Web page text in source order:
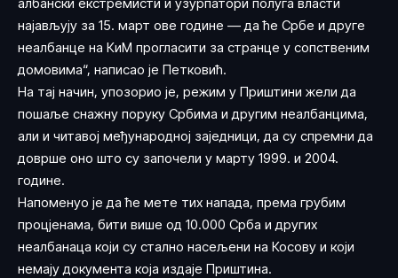
најављују за 15. март ове године — да ће Србе и друге
неалбанце на КиМ прогласити за странце у сопственим
домовима“, написао је Петковић.
На тај начин, упозорио је, режим у Приштини жели да
пошаље снажну поруку Србима и другим неалбанцима,
али и читавој међународној заједници, да су спремни да
доврше оно што су започели у марту 1999. и 2004.
године.
Напоменуо је да ће мете тих напада, према грубим
процјенама, бити више од 10.000 Срба и других
неалбанаца који су стално насељени на Косову и који
немају документа која издаје Приштина.